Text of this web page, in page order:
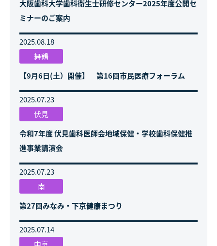
大阪歯科大学歯科衛生士研修センター2025年度公開セ
ミナーのご案内
2025.08.18
舞鶴
【9月6日(土）開催】 第16回市民医療フォーラム
2025.07.23
伏見
令和7年度 伏見歯科医師会地域保健・学校歯科保健推
進事業講演会
2025.07.23
南
第27回みなみ・下京健康まつり
2025.07.14
中京